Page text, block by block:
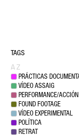
TAGS
A Z
PRÁCTICAS
VÍDEO ASSAIG
PERFORMANCE/ACCIÓN
FOUND FOOTAGE
VÍDEO EXPERIMENTAL
POLÍTICA
RETRAT